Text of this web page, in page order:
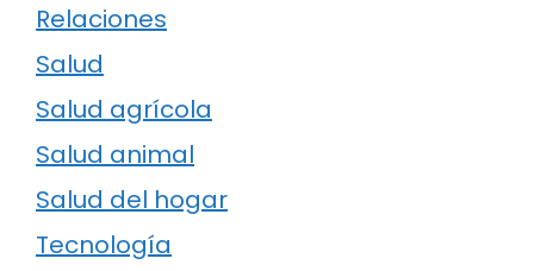
Relaciones
Salud
Salud agrícola
Salud animal
Salud del hogar
Tecnología